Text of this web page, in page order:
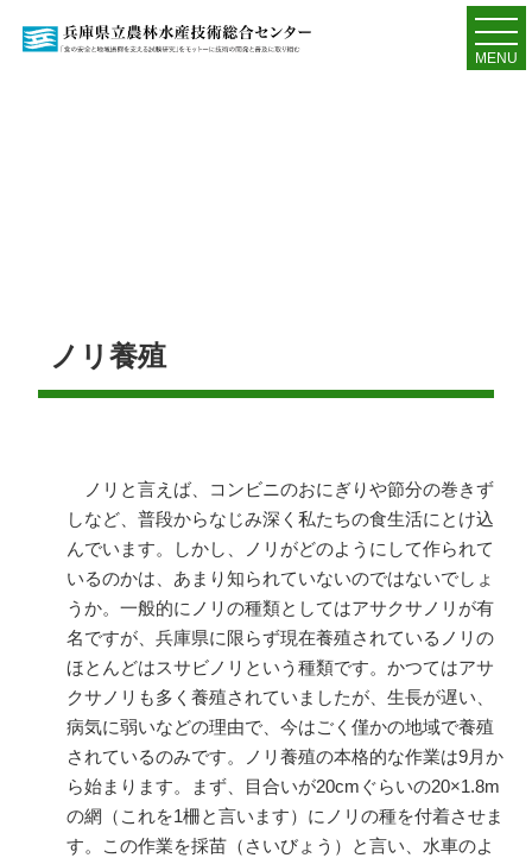
MENU
ノリ養殖
ノリと言えば、コンビニのおにぎりや節分の巻きず
しなど、普段からなじみ深く私たちの食生活にとけ込
んでいます。しかし、ノリがどのようにして作られて
いるのかは、あまり知られていないのではないでしょ
うか。一般的にノリの種類としてはアサクサノリが有
名ですが、兵庫県に限らず現在養殖されているノリの
ほとんどはスサビノリという種類です。かつてはアサ
クサノリも多く養殖されていましたが、生長が遅い、
病気に弱いなどの理由で、今はごく僅かの地域で養殖
されているのみです。ノリ養殖の本格的な作業は9月か
ら始まります。まず、目合いが20cmぐらいの20×1.8m
の網（これを1柵と言います）にノリの種を付着させま
す。この作業を採苗（さいびょう）と言い、水車のよ